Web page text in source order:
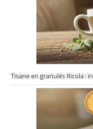
Tisane en granulés Ricola :